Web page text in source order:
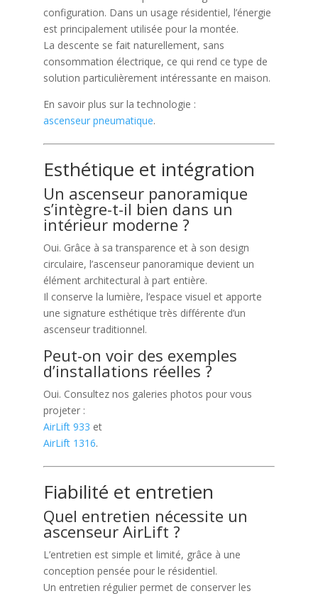
configuration. Dans un usage résidentiel, l’énergie
est principalement utilisée pour la montée.
La descente se fait naturellement, sans
consommation électrique, ce qui rend ce type de
solution particulièrement intéressante en maison.
En savoir plus sur la technologie :
ascenseur pneumatique.
Esthétique et intégration
Un ascenseur panoramique
s’intègre-t-il bien dans un
intérieur moderne ?
Oui. Grâce à sa transparence et à son design
circulaire, l’ascenseur panoramique devient un
élément architectural à part entière.
Il conserve la lumière, l’espace visuel et apporte
une signature esthétique très différente d’un
ascenseur traditionnel.
Peut-on voir des exemples
d’installations réelles ?
Oui. Consultez nos galeries photos pour vous
projeter :
AirLift 933 et
AirLift 1316.
Fiabilité et entretien
Quel entretien nécessite un
ascenseur AirLift ?
L’entretien est simple et limité, grâce à une
conception pensée pour le résidentiel.
Un entretien régulier permet de conserver les